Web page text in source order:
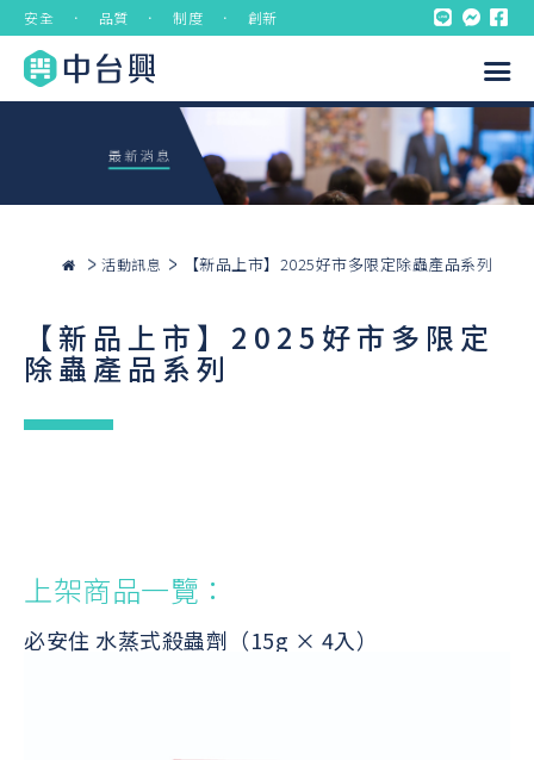
安全 ． 品質 ． 制度 ． 創新
活動訊息 【新品上市】2025好市多限定除蟲產品系列
【新品上市】2025好市多限定
除蟲產品系列
上架商品一覽：
必安住 水蒸式殺蟲劑（15g × 4入）